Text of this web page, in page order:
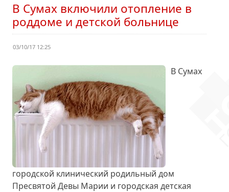
В Сумах включили отопление в
роддоме и детской больнице
03/10/17 12:25
В Сумах
городской клинический родильный дом
Пресвятой Девы Марии и городская детская